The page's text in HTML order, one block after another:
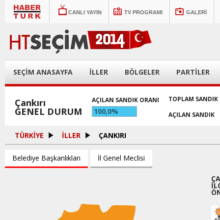
CANLI YAYIN TV PROGRAMI GALERİ
SEÇİM ANASAYFA İLLER BÖLGELER PARTİLER
Çankırı
GENEL DURUM
AÇILAN SANDIK ORANI
100,0%
TOPLAM SANDIK
AÇILAN SANDIK
TÜRKİYE İLLER ÇANKIRI
Belediye Başkanlıkları İl Genel Meclisi